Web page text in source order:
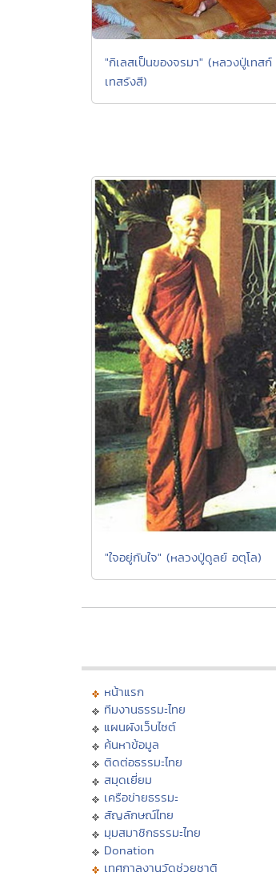
"กิเลสเป็นของจรมา" (หลวงปู่เทสก์
เทสรังสี)
"ใจอยู่กับใจ" (หลวงปู่ดูลย์ อตุโล)
หน้าแรก
ทีมงานธรรมะไทย
แผนผังเว็บไซต์
ค้นหาข้อมูล
ติดต่อธรรมะไทย
สมุดเยี่ยม
เครือข่ายธรรมะ
สัญลักษณ์ไทย
มุมสมาชิกธรรมะไทย
Donation
เทศกาลงานวัดช่วยชาติ